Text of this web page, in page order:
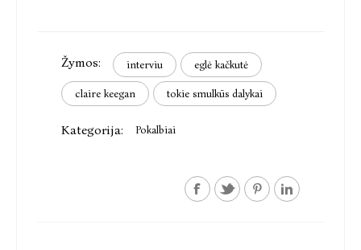
Žymos: interviu eglė kačkutė
claire keegan tokie smulkūs dalykai
Kategorija: Pokalbiai